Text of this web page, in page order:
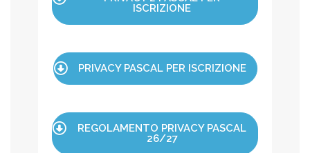
ISCRIZIONE
PRIVACY PASCAL PER ISCRIZIONE
REGOLAMENTO PRIVACY PASCAL
26/27